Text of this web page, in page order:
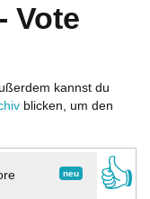
Vote
kannst du
blicken, um den
neu
👍